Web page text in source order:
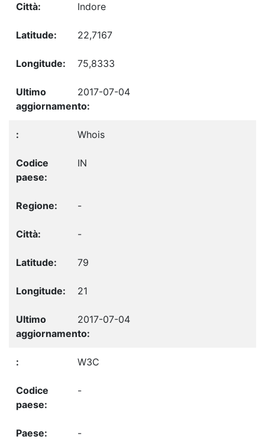
Indore
22,7167
75,8333
2017-07-04
Whois
IN
-
-
79
21
2017-07-04
W3C
-
-